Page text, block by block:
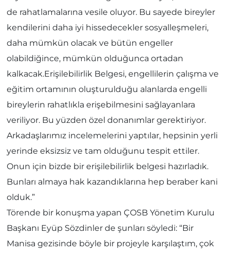
de rahatlamalarına vesile oluyor. Bu sayede bireyler
kendilerini daha iyi hissedecekler sosyalleşmeleri,
daha mümkün olacak ve bütün engeller
olabildiğince, mümkün olduğunca ortadan
kalkacak.Erişilebilirlik Belgesi, engellilerin çalışma ve
eğitim ortamının oluşturulduğu alanlarda engelli
bireylerin rahatlıkla erişebilmesini sağlayanlara
veriliyor. Bu yüzden özel donanımlar gerektiriyor.
Arkadaşlarımız incelemelerini yaptılar, hepsinin yerli
yerinde eksizsiz ve tam olduğunu tespit ettiler.
Onun için bizde bir erişilebilirlik belgesi hazırladık.
Bunları almaya hak kazandıklarına hep beraber kani
olduk.”
Törende bir konuşma yapan ÇOSB Yönetim Kurulu
Başkanı Eyüp Sözdinler de şunları söyledi: “Bir
Manisa gezisinde böyle bir projeyle karşılaştım, çok